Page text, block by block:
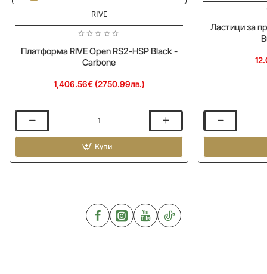
RIVE
Платформа RIVE Open RS2-HSP Black -
Carbone
1,406.56€ (2750.99лв.)
RIVE
RS2-
Купи
Ластици за
за
на